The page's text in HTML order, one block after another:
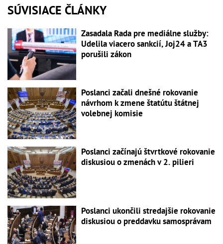
SÚVISIACE ČLÁNKY
Zasadala Rada pre mediálne služby:
Udelila viacero sankcií, Joj24 a TA3
porušili zákon
Poslanci začali dnešné rokovanie
návrhom k zmene štatútu štátnej
volebnej komisie
Poslanci začínajú štvrtkové rokovanie
diskusiou o zmenách v 2. pilieri
Poslanci ukončili stredajšie rokovanie
diskusiou o preddavku samosprávam